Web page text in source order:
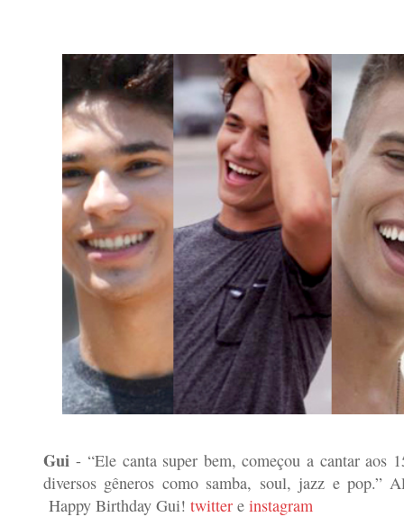
Gui -“Ele canta super bem, começou a cantar aos
diversos gêneros como samba, soul, jazz e pop.”
Happy Birthday Gui! twitter e instagram